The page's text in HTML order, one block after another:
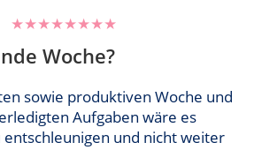
★★★★★★★★
Woche?
sowie produktiven Woche und
Aufgaben wäre es
entschleunigen und nicht weiter